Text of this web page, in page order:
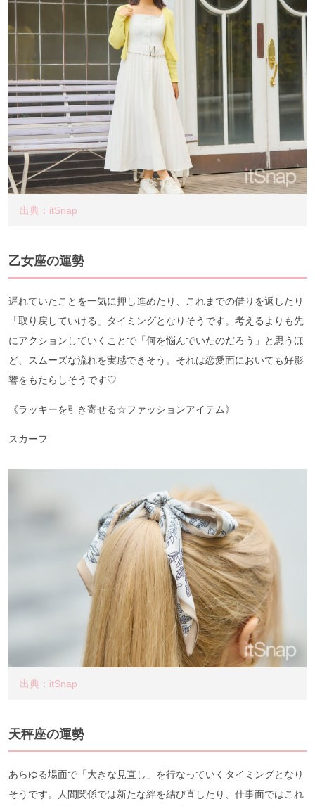
出典：itSnap
乙女座の運勢
遅れていたことを一気に押し進めたり、これまでの借りを返したり
「取り戻していける」タイミングとなりそうです。考えるよりも先
にアクションしていくことで「何を悩んでいたのだろう」と思うほ
ど、スムーズな流れを実感できそう。それは恋愛面においても好影
響をもたらしそうです♡
《ラッキーを引き寄せる☆ファッションアイテム》
スカーフ
出典：itSnap
天秤座の運勢
あらゆる場面で「大きな見直し」を行なっていくタイミングとなり
そうです。人間関係では新たな絆を結び直したり、仕事面ではこれ